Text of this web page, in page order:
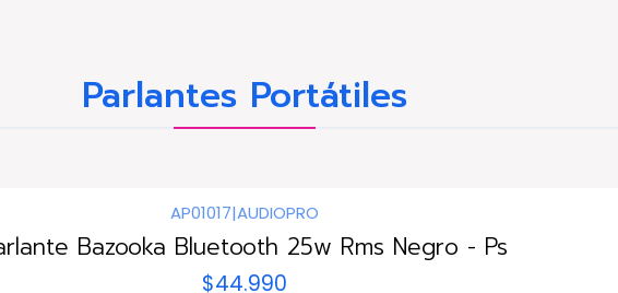
Parlantes Portátiles
AP01017|AUDIOPRO
Bazooka Bluetooth 25w Rms Negro - Ps
$44.990